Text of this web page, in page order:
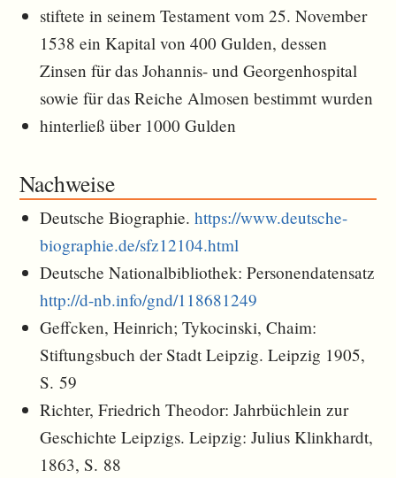
stiftete in seinem Testament vom 25. November
1538 ein Kapital von 400 Gulden, dessen
Zinsen für das Johannis- und Georgenhospital
sowie für das Reiche Almosen bestimmt wurden
hinterließ über 1000 Gulden
Nachweise
Deutsche Biographie.https://www.deutsche-
biographie.de/sfz12104.html
Deutsche Nationalbibliothek: Personendatensatz
http://d-nb.info/gnd/118681249
Geffcken, Heinrich; Tykocinski, Chaim:
Stiftungsbuch der Stadt Leipzig. Leipzig 1905,
S. 59
Richter, Friedrich Theodor: Jahrbüchlein zur
Geschichte Leipzigs. Leipzig: Julius Klinkhardt,
1863, S. 88